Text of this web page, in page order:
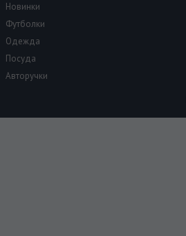
Новинки
Футболки
Одежда
Посуда
Авторучки